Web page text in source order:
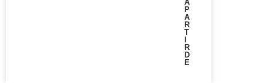
A
P
A
R
T
R
D
E